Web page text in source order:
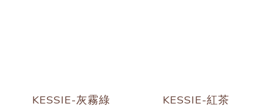
KESSIE-灰霧綠 KESSIE-紅茶